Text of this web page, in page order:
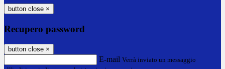
button close ×
Recupero password
button close ×
E-mail Verrà inviato un messaggio